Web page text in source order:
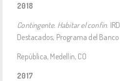
2018
Contingente. Habitar el confín.
Destacados, Programa del Banco
República, Medellín, CO
2017